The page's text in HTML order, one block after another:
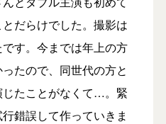
だらけでした。撮影は
す。今までは年上の方
たので、同世代の方と
じたことがなくて…。緊
錯誤して作っていきま